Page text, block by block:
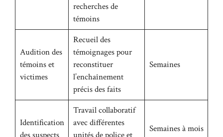
recherches de
témoins
Audition des
témoins et
victimes
Recueil des
témoignages pour
reconstituer
l’enchaînement
précis des faits
Semaines
Identification
des suspects
Travail collaboratif
avec différentes
unités de police et
Semaines à mois